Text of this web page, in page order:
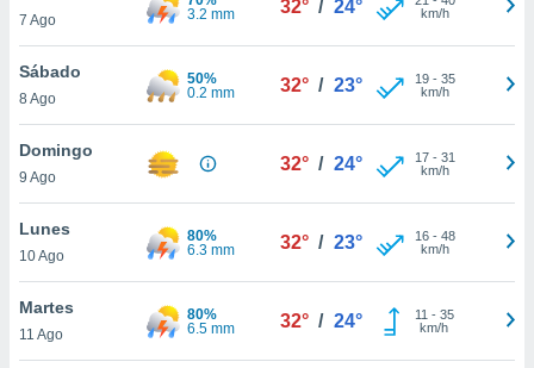
más
nuestra
y
de
disponible
7 Ago
3.2 mm
32° / 24°
km/h
Sábado
8 Ago
50%
0.2 mm
32° / 23° 19- 35
km/h
Domingo
9 Ago
32° / 24° 17- 31
km/h
Lunes
10 Ago
80%
6.3 mm
32° / 23° 16- 48
km/h
Martes
11 Ago
80%
6.5 mm
32° / 24° 11 - 35
km/h